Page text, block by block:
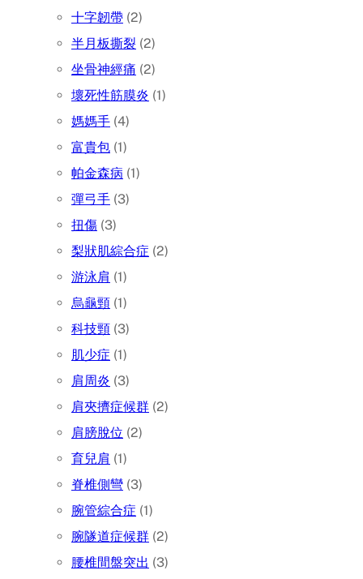
十字韌帶 (2)
半月板撕裂 (2)
坐骨神經痛 (2)
壞死性筋膜炎 (1)
媽媽手 (4)
富貴包 (1)
帕金森病 (1)
彈弓手 (3)
扭傷 (3)
梨狀肌綜合症 (2)
游泳肩 (1)
烏龜頸 (1)
科技頸 (3)
肌少症 (1)
肩周炎 (3)
肩夾擠症候群 (2)
肩膀脫位 (2)
育兒肩 (1)
脊椎側彎 (3)
腕管綜合症 (1)
腕隧道症候群 (2)
腰椎間盤突出 (3)